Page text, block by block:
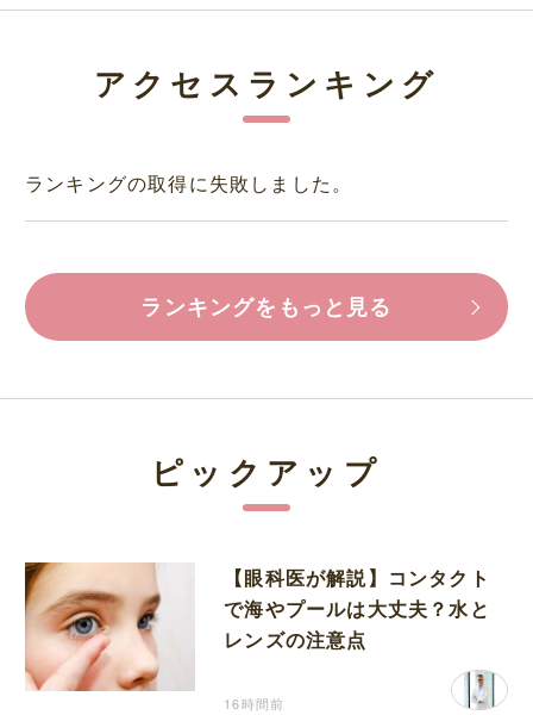
アクセスランキング
ランキングの取得に失敗しました。
ランキングをもっと見る
ピックアップ
【眼科医が解説】コンタクト
で海やプールは大丈夫？水と
レンズの注意点
16時間前